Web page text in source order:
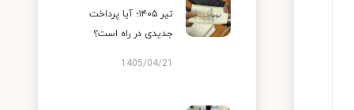
تیر ۱۴۰۵؛ آیا پرداخت
جدیدی در راه است؟
1405/04/21